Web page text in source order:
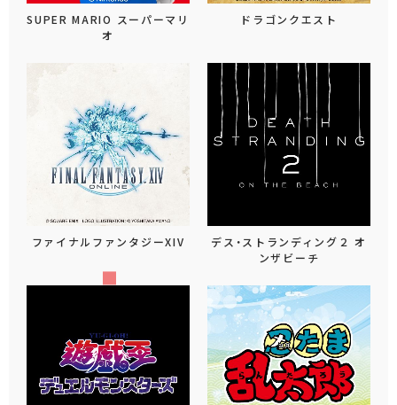
SUPER MARIO スーパーマリ
オ
ドラゴンクエスト
ファイナルファンタジーXIV
デス・ストランディング２ オ
ンザビーチ